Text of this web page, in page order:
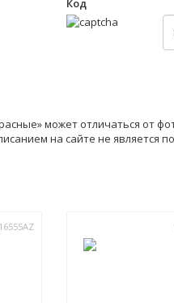
Код
может отличаться от
на сайте не является